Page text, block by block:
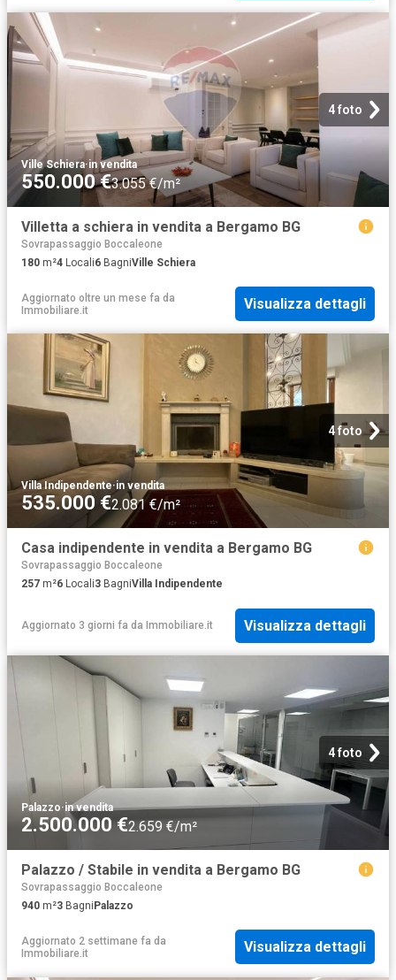
4 foto
Ville Schiera·in vendita
550.000 €3.055 €/m²
Villetta a schiera in vendita a Bergamo BG
Sovrapassaggio Boccaleone
180 m²4 Locali6 BagniVille Schiera
Aggiornato oltre un mese fa da
Immobiliare.it
Visualizza dettagli
4 foto
Villa Indipendente·in vendita
535.000 €2.081 €/m²
Casa indipendente in vendita a Bergamo BG
Sovrapassaggio Boccaleone
257 m²6 Locali3 BagniVilla Indipendente
Aggiornato 3 giorni fa da Immobiliare.it Visualizza dettagli
4 foto
Palazzo·in vendita
2.500.000 €2.659 €/m²
Palazzo / Stabile in vendita a Bergamo BG
Sovrapassaggio Boccaleone
940 m²3 BagniPalazzo
Aggiornato 2 settimane fa da
Immobiliare.it
Visualizza dettagli